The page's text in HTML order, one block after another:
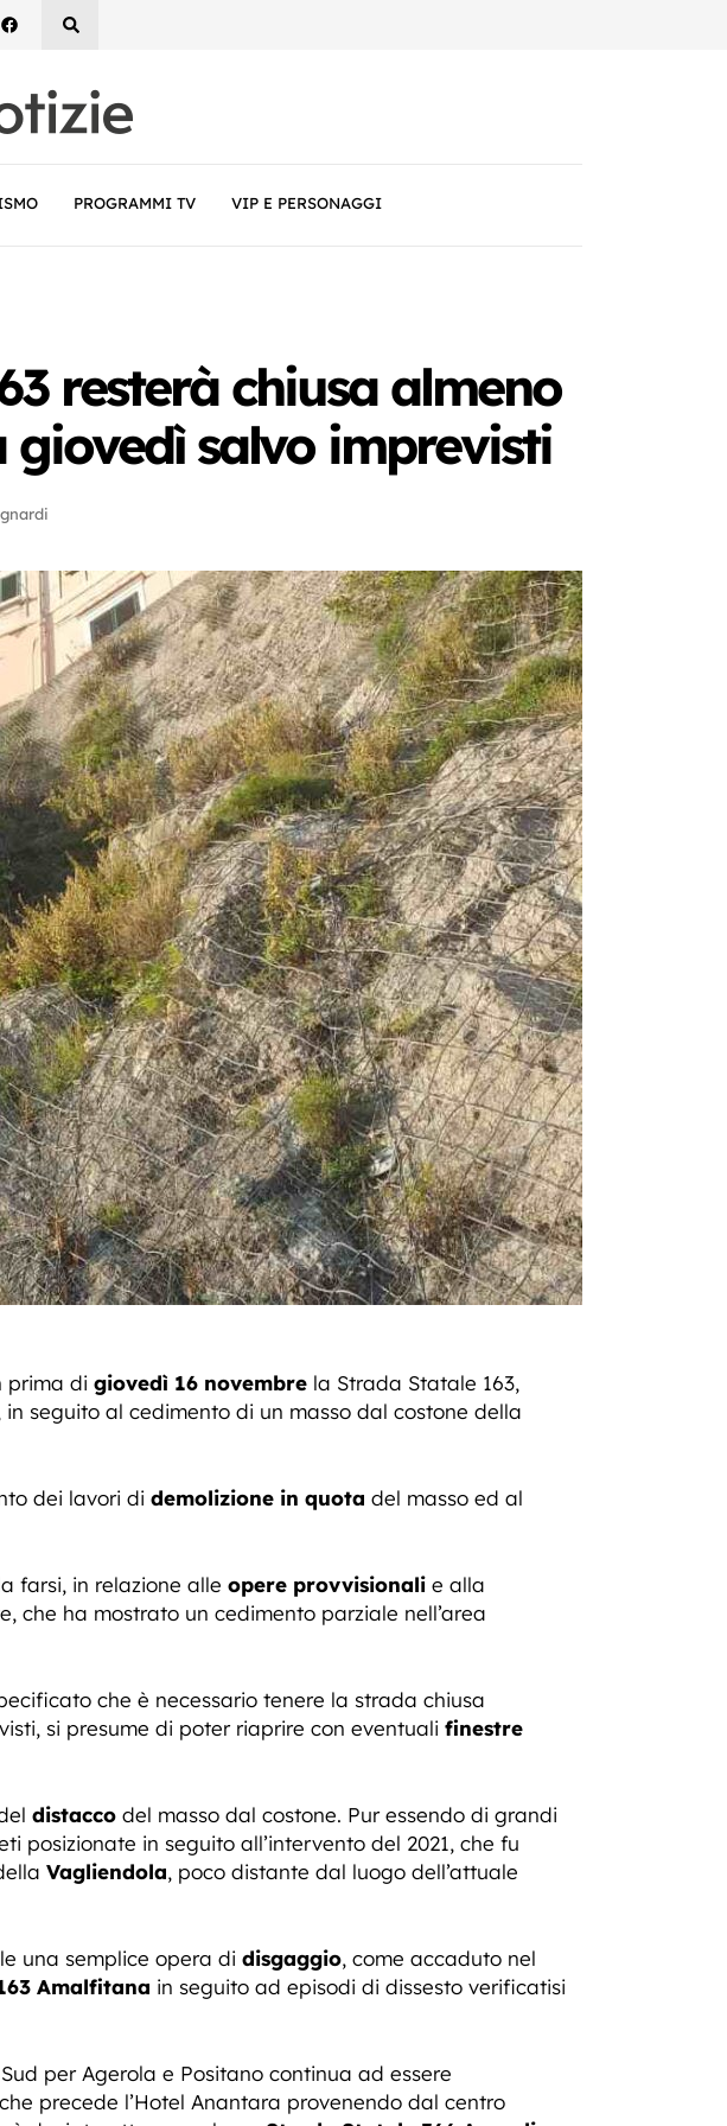
PROGRAMMI TV VIP E PERSONAGGI
resterà chiusa almeno
salvo imprevisti
prima di giovedì 16 novembre la Strada Statale 163,
seguito al cedimento di un masso dal costone della
dei lavori di demolizione in quota del masso ed al
farsi, in relazione alle opere provvisionali e alla
che ha mostrato un cedimento parziale nell’area
che è necessario tenere la strada chiusa
si presume di poter riaprire con eventuali finestre
distacco del masso dal costone. Pur essendo di grandi
posizionate in seguito all’intervento del 2021, che fu
Vagliendola, poco distante dal luogo dell’attuale
una semplice opera di disgaggio, come accaduto nel
Amalfitana in seguito ad episodi di dissesto verificatisi
per Agerola e Positano continua ad essere
precede l’Hotel Anantara provenendo dal centro